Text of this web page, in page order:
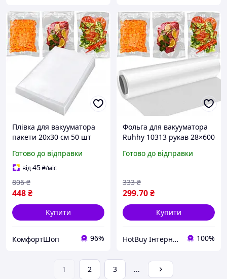
Плівка для вакууматора
пакети 20x30 см 50 шт
захист від вологи та
бактерій
Готово до відправки
від45₴/міс
448₴
806 ₴
Купити
КомфортШоп 96%
Фольга для вакууматора
Ruhhy 10313 рукав 28×600
Готово до відправки
299.70₴
333 ₴
Купити
HotBuy Інтернет-магазин 100%
1 2 3 ...